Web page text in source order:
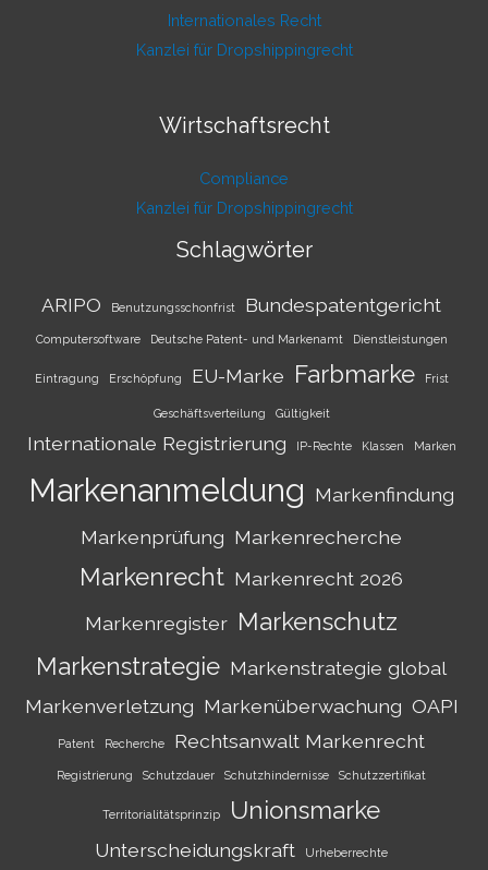
Internationales Recht
Kanzlei für Dropshippingrecht
Wirtschaftsrecht
Compliance
Kanzlei für Dropshippingrecht
Schlagwörter
ARIPO Benutzungsschonfrist Bundespatentgericht
Computersoftware Deutsche Patent- und Markenamt Dienstleistungen
Eintragung Erschöpfung EU-Marke Farbmarke Frist
Geschäftsverteilung Gültigkeit
Internationale Registrierung IP-Rechte Klassen Marken
Markenanmeldung Markenfindung
Markenprüfung Markenrecherche
Markenrecht Markenrecht 2026
Markenregister Markenschutz
Markenstrategie Markenstrategie global
Markenverletzung Markenüberwachung OAPI
Patent Recherche Rechtsanwalt Markenrecht
Registrierung Schutzdauer Schutzhindernisse Schutzzertifikat
Territorialitätsprinzip Unionsmarke
Unterscheidungskraft Urheberrechte